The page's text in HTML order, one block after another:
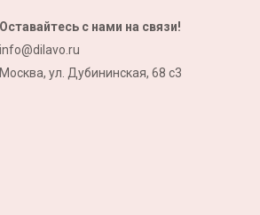
Оставайтесь с нами на связи!
info@dilavo.ru
Москва, ул. Дубининская, 68 с3